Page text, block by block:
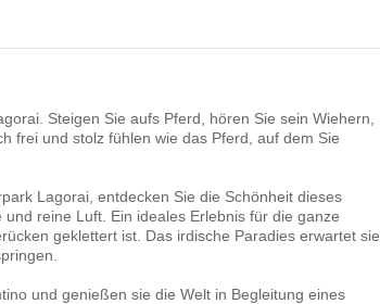
Steigen Sie aufs Pferd, hören Sie sein Wiehern,
frei und stolz fühlen wie das Pferd, auf dem Sie
Lagorai, entdecken Sie die Schönheit dieses
reine Luft. Ein ideales Erlebnis für die ganze
geklettert ist. Das irdische Paradies erwartet sie
und genießen sie die Welt in Begleitung eines